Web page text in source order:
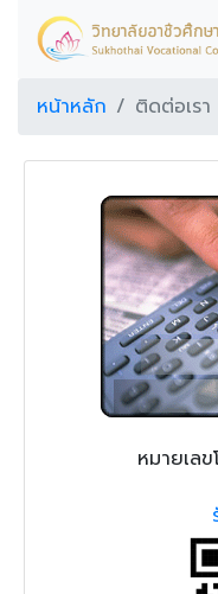
หน้าหลัก ติดต่อเรา
หมายเล